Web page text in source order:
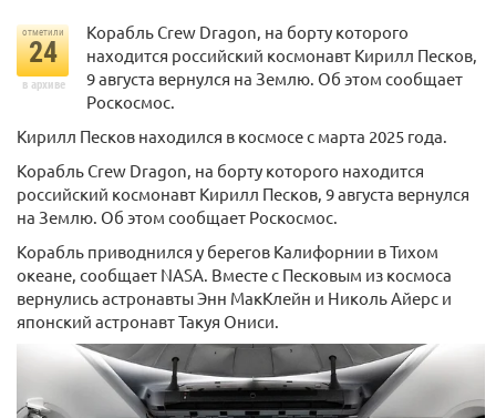
отметили
24
в архиве
Корабль Crew Dragon, на борту которого
находится российский космонавт Кирилл Песков,
9 августа вернулся на Землю. Об этом сообщает
Роскосмос.
Кирилл Песков находился в космосе с марта 2025 года.
Корабль Crew Dragon, на борту которого находится
российский космонавт Кирилл Песков, 9 августа вернулся
на Землю. Об этом сообщает Роскосмос.
Корабль приводнился у берегов Калифорнии в Тихом
океане, сообщает NASA. Вместе с Песковым из космоса
вернулись астронавты Энн МакКлейн и Николь Айерс и
японский астронавт Такуя Ониси.